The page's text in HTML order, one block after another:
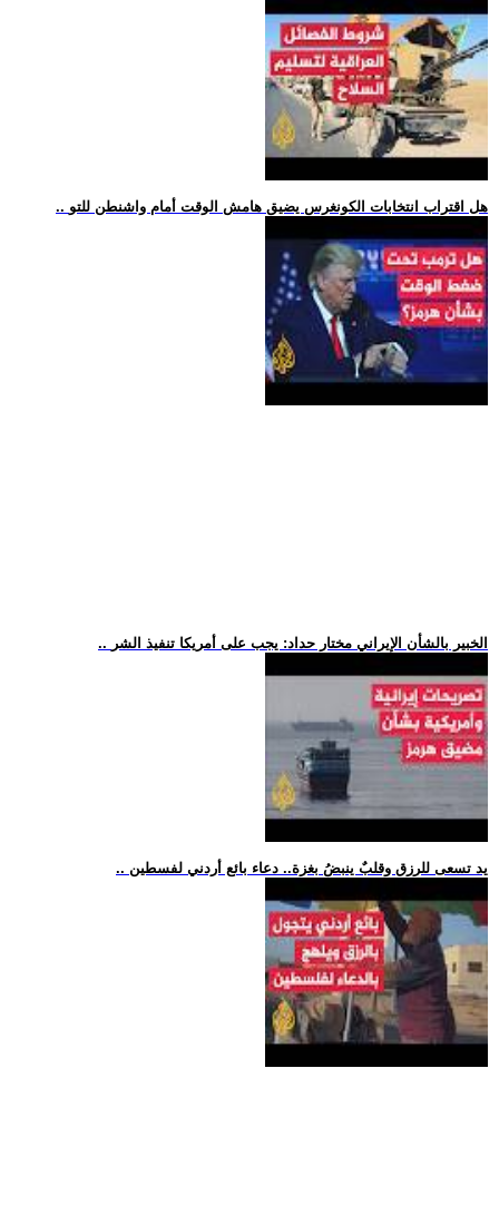
.. هل اقتراب انتخابات الكونغرس يضيق هامش الوقت أمام واشنطن للتو
.. الخبير بالشأن الإيراني مختار حداد: يجب على أمريكا تنفيذ الشر
.. يد تسعى للرزق وقلبٌ ينبضُ بغزة.. دعاء بائع أردني لفسطين